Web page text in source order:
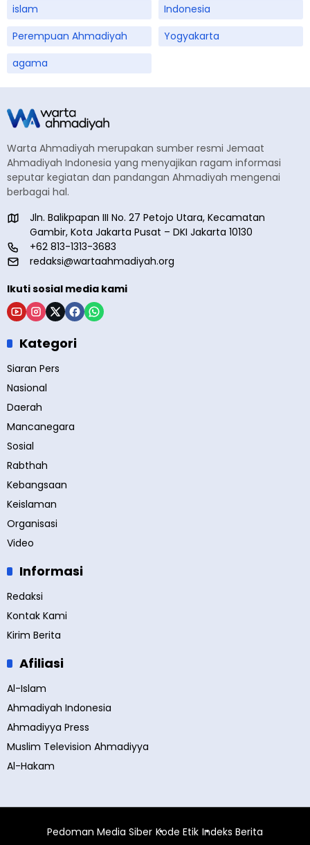
islam
Indonesia
Perempuan Ahmadiyah
Yogyakarta
agama
Warta Ahmadiyah merupakan sumber resmi Jemaat
Ahmadiyah Indonesia yang menyajikan ragam informasi
seputar kegiatan dan pandangan Ahmadiyah mengenai
berbagai hal.
Jln. Balikpapan III No. 27 Petojo Utara, Kecamatan
Gambir, Kota Jakarta Pusat – DKI Jakarta 10130
+62 813-1313-3683
redaksi@wartaahmadiyah.org
Ikuti sosial media kami
Kategori
Siaran Pers
Nasional
Daerah
Mancanegara
Sosial
Rabthah
Kebangsaan
Keislaman
Organisasi
Video
Informasi
Redaksi
Kontak Kami
Kirim Berita
Afiliasi
Al-Islam
Ahmadiyah Indonesia
Ahmadiyya Press
Muslim Television Ahmadiyya
Al-Hakam
Pedoman Media Siber Kode Etik Indeks Berita